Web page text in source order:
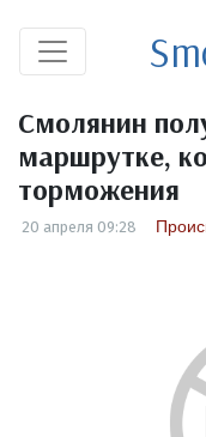
Смолянин
маршрутке,
торможения
20 апреля 09:28